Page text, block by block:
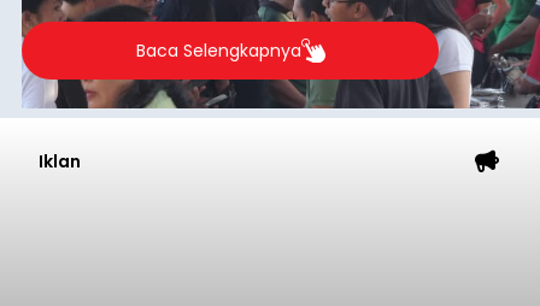
Baca Selengkapnya
Iklan